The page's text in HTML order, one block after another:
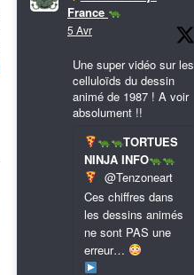
France
5 Avr
Une super vidéo sur les
celluloïds du dessin
animé de 1987 ! A voir
absolument !!
TORTUES
NINJA INFO
@Tenzoneart
Ces chiffres dans
les dessins animés
ne sont PAS une
erreur…